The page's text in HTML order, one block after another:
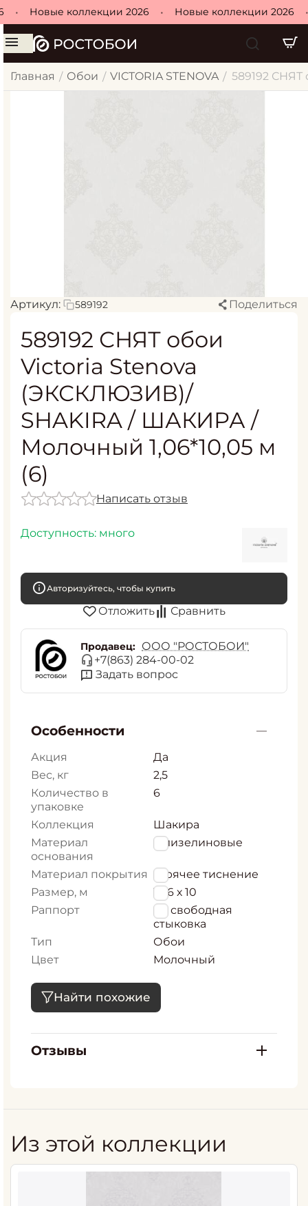
Новые коллекции 2026 Новые коллекции 2026
Главная / Обои / VICTORIA STENOVA / 589192
Артикул: 589192 Поделиться
589192 СНЯТ обои
Victoria Stenova
(ЭКСКЛЮЗИВ)/
SHAKIRA / ШАКИРА /
Молочный 1,06*10,05 м
(6)
Написать отзыв
Доступность: много
Авторизуйтесь, чтобы купить
Отложить Сравнить
Продавец: ООО "РОСТОБОИ"
+7(863) 284-00-02
Задать вопрос
Особенности
Акция
Да
Вес, кг
2,5
Количество в
упаковке
6
Коллекция
Шакира
Материал
основания
Флизелиновые
Материал покрытия Горячее тиснение
Размер, м
1,06 х 10
Раппорт
64 свободная
стыковка
Тип
Обои
Цвет
Молочный
Найти похожие
Отзывы
Из этой коллекции